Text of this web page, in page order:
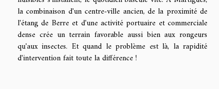
la combinaison d'un centre-ville ancien, de la proximité de
l'étang de Berre et d'une activité portuaire et commerciale
dense crée un terrain favorable aussi bien aux rongeurs
qu'aux insectes. Et quand le problème est là, la rapidité
d'intervention fait toute la différence !